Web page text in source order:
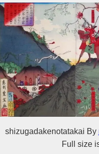
shizugadakenotatakai By
Full size